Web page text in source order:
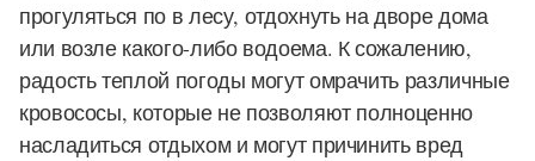
прогуляться по в лесу, отдохнуть на дворе дома
или возле какого-либо водоема. К сожалению,
радость теплой погоды могут омрачить различные
кровососы, которые не позволяют полноценно
насладиться отдыхом и могут причинить вред